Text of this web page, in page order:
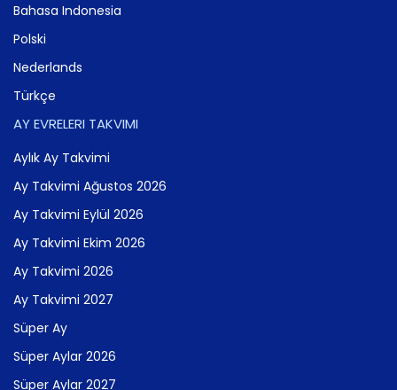
Bahasa Indonesia
Polski
Nederlands
Türkçe
AY EVRELERI TAKVIMI
Aylık Ay Takvimi
Ay Takvimi Ağustos 2026
Ay Takvimi Eylül 2026
Ay Takvimi Ekim 2026
Ay Takvimi 2026
Ay Takvimi 2027
Süper Ay
Süper Aylar 2026
Süper Aylar 2027